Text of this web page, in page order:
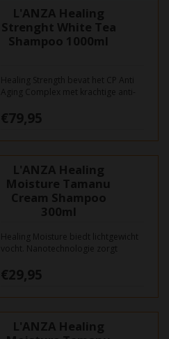
kwetsbaar haar.
L'ANZA Healing
Strenght White Tea
Shampoo 1000ml
Healing Strength bevat het CP Anti
Aging Complex met krachtige anti-
ouderdom te keren en om het haar
weer kracht en een jeugdige
uitstraling te geven. Versterkt slap,
€79,95
L'ANZA Healing
Moisture Tamanu
Cream Shampoo
300ml
Healing Moisture biedt lichtgewicht
vocht. Nanotechnologie zorgt
ingrediënten diep in het haar
binnendringen. De L’ANZA Healing
verzegelt het vocht voor langdurige
€29,95
L'ANZA Healing